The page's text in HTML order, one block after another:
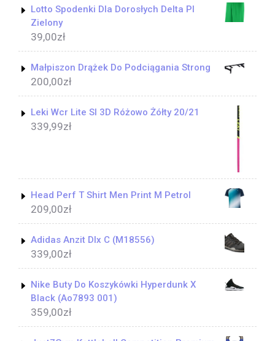
Lotto Spodenki Dla Dorosłych Delta Pl
Zielony
39,00zł
Małpiszon Drążek Do Podciągania Strong
200,00zł
Leki Wcr Lite Sl 3D Różowo Żółty 20/21
339,99zł
Head Perf T Shirt Men Print M Petrol
209,00zł
Adidas Anzit Dlx C (M18556)
339,00zł
Nike Buty Do Koszykówki Hyperdunk X
Black (Ao7893 001)
359,00zł